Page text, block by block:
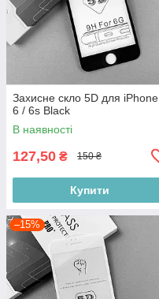
Захисне скло 5D для iPhone
6 / 6s Black
В наявності
127,50 ₴ 150 ₴
Купити
–15%